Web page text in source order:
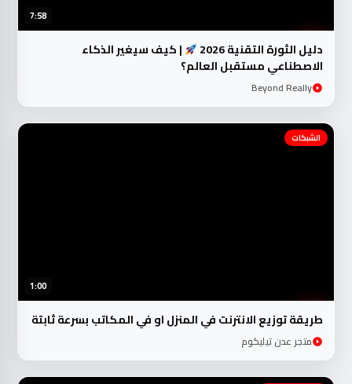
7:58
دليل الثورة التقنية 2026
| كيف سيغير الذكاء
الاصطناعي مستقبل العالم؟
Beyond Really
1:00
الشبكات
طريقة توزيع الانترنت في المنزل او في المكاتب بسرعة ثابتة
متجر عدن تيليكوم